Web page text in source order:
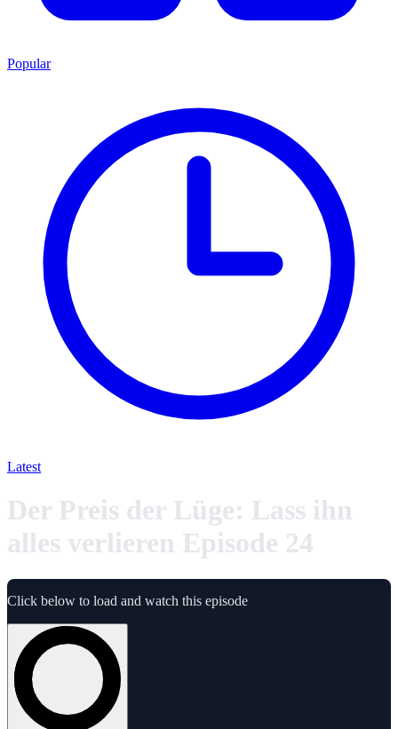
Popular
Latest
Der Preis der Lüge: Lass ihn
alles verlieren Episode 24
Click below to load and watch this episode